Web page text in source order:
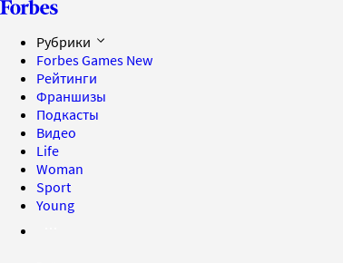
Рубрики
Forbes Games New
Рейтинги
Франшизы
Подкасты
Видео
Life
Woman
Sport
Young